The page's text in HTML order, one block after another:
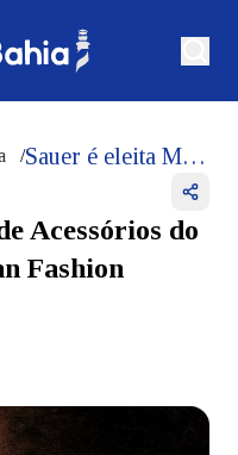
/ Sauer é eleita Marca de Acessórios do Ano no Latin American Fashion Awards!
Acessórios do
Fashion